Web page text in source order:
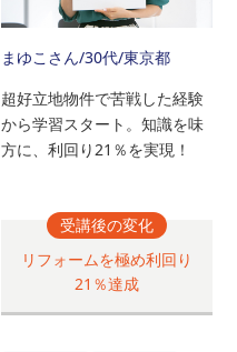
まゆこさん/30代/東京都
超好立地物件で苦戦した経験
から学習スタート。知識を味
方に、利回り21％を実現！
受講後の変化
リフォームを極め利回り
21％達成